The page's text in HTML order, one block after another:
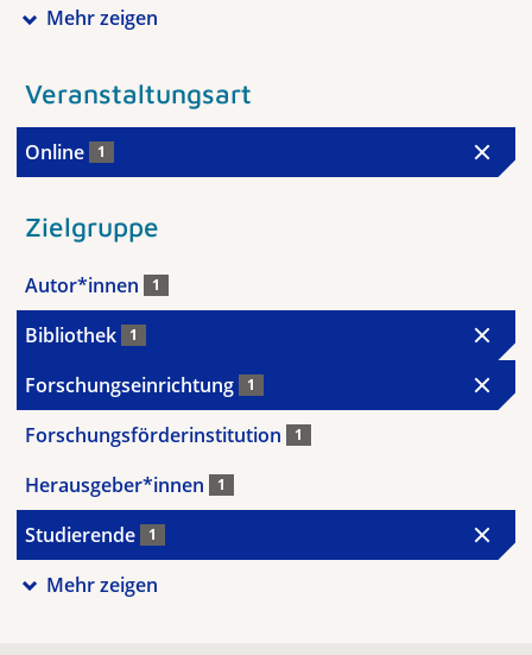
Mehr zeigen
Veranstaltungsart
Online 1
Zielgruppe
Autor*innen 1
Bibliothek 1
Forschungseinrichtung 1
Forschungsförderinstitution 1
Herausgeber*innen 1
Studierende 1
Mehr zeigen